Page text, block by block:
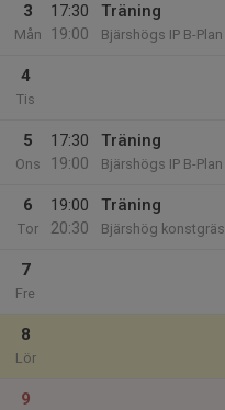
3
Mån
17:30
19:00
Träning
Bjärshögs IP B-Plan
4
Tis
5
Ons
17:30
19:00
Träning
Bjärshögs IP B-Plan
6
Tor
19:00
20:30
Träning
Bjärshög konstgräs
7
Fre
8
Lör
9